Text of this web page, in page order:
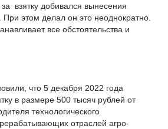
взятку добивался вынесения
этом делал он это неоднократно.
все обстоятельства и
что 5 декабря 2022 года
в размере 500 тысяч рублей от
технологического
отраслей агро-